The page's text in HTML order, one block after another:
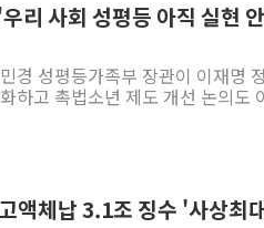
주한미
구미 폐
리 사회 성평등 아직 실현
경 성평등가족부 장관이 이재명
하고 촉법소년 제도 개선 논의도
액체납 3.1조 징수 '사상